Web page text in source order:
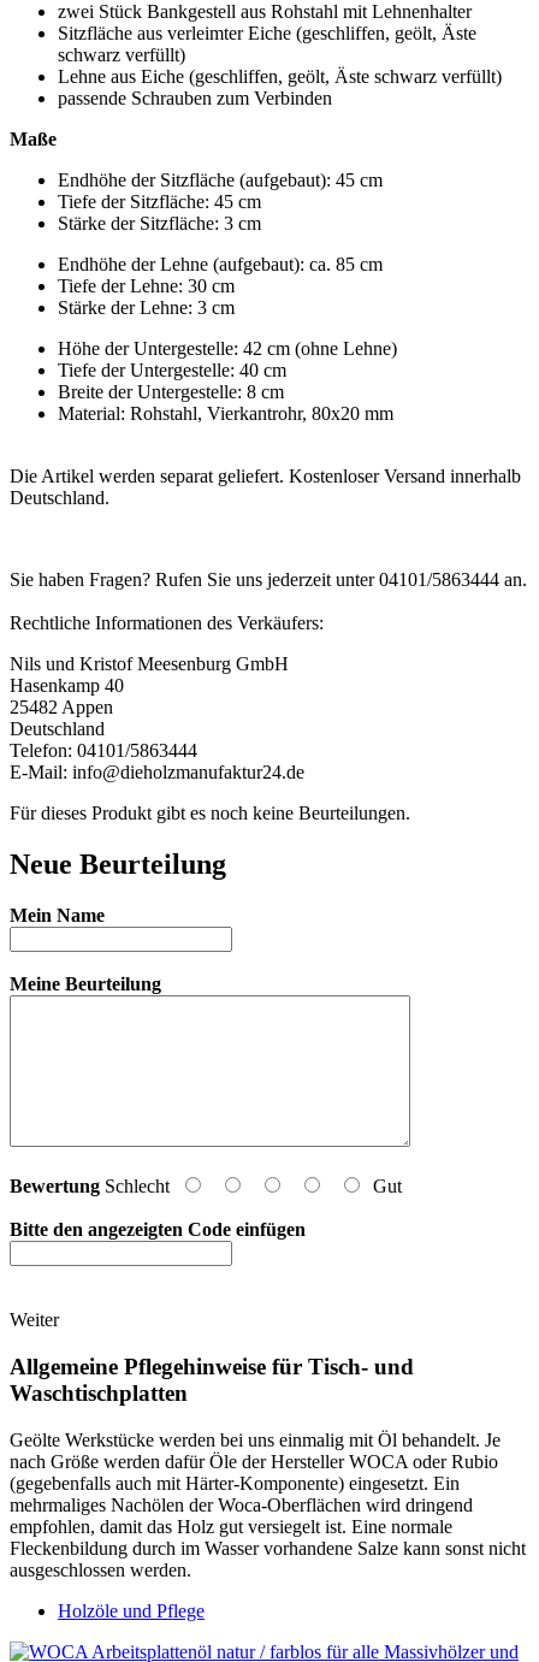
zwei Stück Bankgestell aus Rohstahl mit Lehnenhalter
Sitzfläche aus verleimter Eiche (geschliffen, geölt, Äste
schwarz verfüllt)
Lehne aus Eiche (geschliffen, geölt, Äste schwarz verfüllt)
passende Schrauben zum Verbinden
Maße
Endhöhe der Sitzfläche (aufgebaut): 45 cm
Tiefe der Sitzfläche: 45 cm
Stärke der Sitzfläche: 3 cm
Endhöhe der Lehne (aufgebaut): ca. 85 cm
Tiefe der Lehne: 30 cm
Stärke der Lehne: 3 cm
Höhe der Untergestelle: 42 cm (ohne Lehne)
Tiefe der Untergestelle: 40 cm
Breite der Untergestelle: 8 cm
Material: Rohstahl, Vierkantrohr, 80x20 mm
Die Artikel werden separat geliefert. Kostenloser Versand innerhalb
Deutschland.
Sie haben Fragen? Rufen Sie uns jederzeit unter 04101/5863444 an.
Rechtliche Informationen des Verkäufers:
Nils und Kristof Meesenburg GmbH
Hasenkamp 40
25482 Appen
Deutschland
Telefon: 04101/5863444
E-Mail: info@dieholzmanufaktur24.de
Für dieses Produkt gibt es noch keine Beurteilungen.
Neue Beurteilung
Mein Name
Meine Beurteilung
Bewertung Schlecht Gut
Bitte den angezeigten Code einfügen
Weiter
Allgemeine Pflegehinweise für Tisch- und
Waschtischplatten
Geölte Werkstücke werden bei uns einmalig mit Öl behandelt. Je
nach Größe werden dafür Öle der Hersteller WOCA oder Rubio
(gegebenfalls auch mit Härter-Komponente) eingesetzt. Ein
mehrmaliges Nachölen der Woca-Oberflächen wird dringend
empfohlen, damit das Holz gut versiegelt ist. Eine normale
Fleckenbildung durch im Wasser vorhandene Salze kann sonst nicht
ausgeschlossen werden.
Holzöle und Pflege